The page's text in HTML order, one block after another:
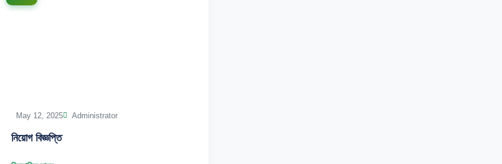
May 12, 2025 Administrator
নিয়োগ বিজ্ঞপ্তি